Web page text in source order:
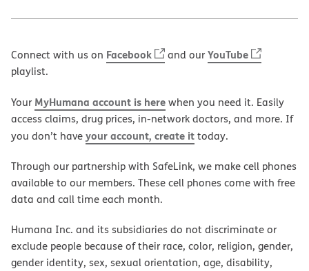
Connect with us on Facebook and ourYouTube
playlist.
Your MyHumana account is herewhen you need it. Easily
access claims, drug prices, in-network doctors, and more. If
you don’t haveyour account, create ittoday.
Through our partnership with SafeLink, we make cell phones
available to our members. These cell phones come with free
data and call time each month.
Humana Inc. and its subsidiaries do not discriminate or
exclude people because of their race, color, religion, gender,
gender identity, sex, sexual orientation, age, disability,